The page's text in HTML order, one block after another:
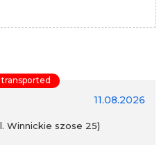
11.08.2026
Winnickie szose 25)